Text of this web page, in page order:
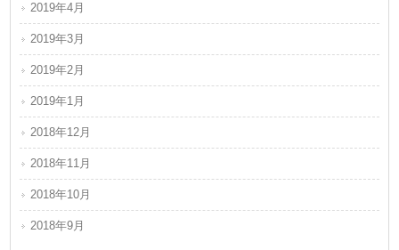
2019年4月
2019年3月
2019年2月
2019年1月
2018年12月
2018年11月
2018年10月
2018年9月